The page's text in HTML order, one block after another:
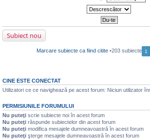
i
i
j
n
e
m
e
s
t
i
Subiect nou
Marcare subiecte ca fiind citite •203 subiecte 1
CINE ESTE CONECTAT
Utilizatori ce ce navighează pe acest forum: Niciun utilizator
PERMISIUNILE FORUMULUI
Nu puteţi scrie subiecte noi în acest forum
Nu puteţi răspunde subiectelor din acest forum
Nu puteţi modifica mesajele dumneavoastră în acest forum
Nu puteţi şterge mesajele dumneavoastră în acest forum